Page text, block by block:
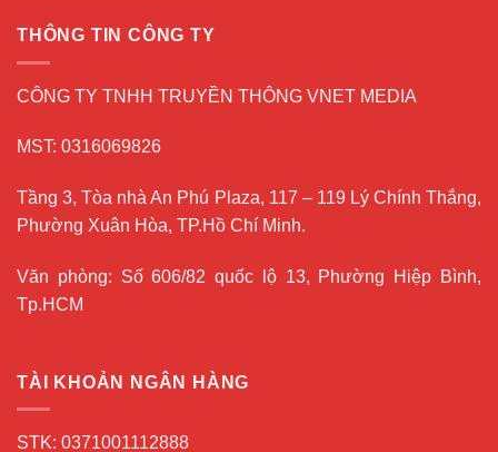
THÔNG TIN CÔNG TY
CÔNG TY TNHH TRUYỀN THÔNG VNET MEDIA
MST: 0316069826
Tầng 3, Tòa nhà An Phú Plaza, 117 – 119 Lý Chính Thắng,
Phường Xuân Hòa, TP.Hồ Chí Minh.
Văn phòng: Số 606/82 quốc lộ 13, Phường Hiệp Bình,
Tp.HCM
TÀI KHOẢN NGÂN HÀNG
STK: 0371001112888